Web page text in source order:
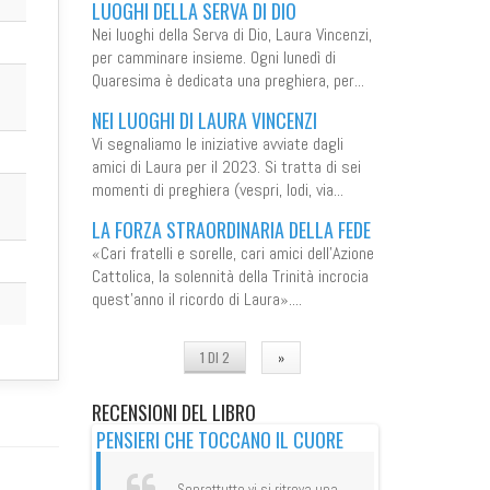
LUOGHI DELLA SERVA DI DIO
Nei luoghi della Serva di Dio, Laura Vincenzi,
per camminare insieme. Ogni lunedì di
Quaresima è dedicata una preghiera, per...
NEI LUOGHI DI LAURA VINCENZI
Vi segnaliamo le iniziative avviate dagli
amici di Laura per il 2023. Si tratta di sei
momenti di preghiera (vespri, lodi, via...
LA FORZA STRAORDINARIA DELLA FEDE
«Cari fratelli e sorelle, cari amici dell’Azione
Cattolica, la solennità della Trinità incrocia
quest’anno il ricordo di Laura»....
1 DI 2 »
RECENSIONI DEL LIBRO
PENSIERI CHE TOCCANO IL CUORE